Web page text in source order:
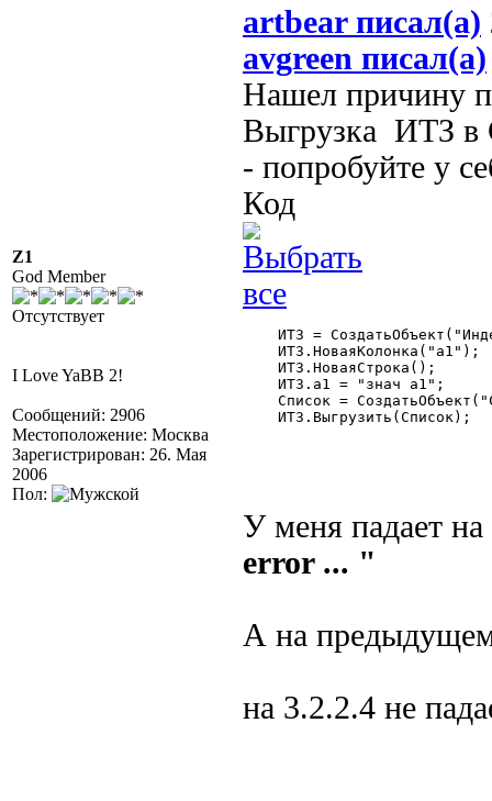
Z1
God Member
Отсутствует
I Love YaBB 2!
Сообщений: 2906
Местоположение: Москва
Зарегистрирован: 26. Мая
2006
Пол:
artbear писал(а)
avgreen писал(а)
Нашел причину
Выгрузка ИТЗ в
- попробуйте у
Код
ИТЗ =
ИТЗ.НоваяКолонка("а1");
ИТЗ.НоваяСтрока();
ИТЗ.а1 = "знач а1";
Список =
ИТЗ.Выгрузить(Список);
У меня падает
error ... "
А на
на 3.2.2.4 не